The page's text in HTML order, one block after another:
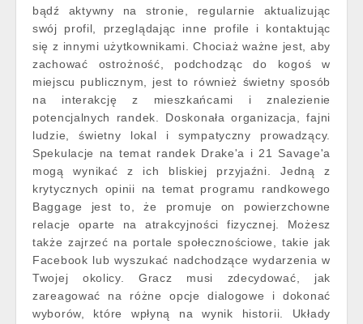
bądź aktywny na stronie, regularnie aktualizując
swój profil, przeglądając inne profile i kontaktując
się z innymi użytkownikami. Chociaż ważne jest, aby
zachować ostrożność, podchodząc do kogoś w
miejscu publicznym, jest to również świetny sposób
na interakcję z mieszkańcami i znalezienie
potencjalnych randek. Doskonała organizacja, fajni
ludzie, świetny lokal i sympatyczny prowadzący.
Spekulacje na temat randek Drake'a i 21 Savage'a
mogą wynikać z ich bliskiej przyjaźni. Jedną z
krytycznych opinii na temat programu randkowego
Baggage jest to, że promuje on powierzchowne
relacje oparte na atrakcyjności fizycznej. Możesz
także zajrzeć na portale społecznościowe, takie jak
Facebook lub wyszukać nadchodzące wydarzenia w
Twojej okolicy. Gracz musi zdecydować, jak
zareagować na różne opcje dialogowe i dokonać
wyborów, które wpłyną na wynik historii. Układy